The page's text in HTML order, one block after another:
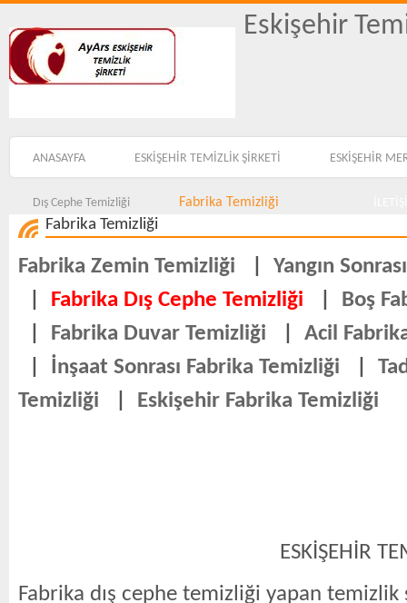
Eskişehir
ANASAYFA ESKİŞEHİR TEMİZLİK ŞİRKETİ ESKİŞEHİR
Dış Cephe Temizliği Fabrika Temizliği
Fabrika Temizliği
Fabrika Zemin Temizliği
Yangın
Fabrika Dış Cephe Temizliği
Boş
Fabrika Duvar Temizliği
Acil
İnşaat Sonrası Fabrika Temizliği
Temizliği
Eskişehir Fabrika Temizliği
ESKİŞEHİR TEMİZLİK
Fabrika dış cephe temizliği yapan